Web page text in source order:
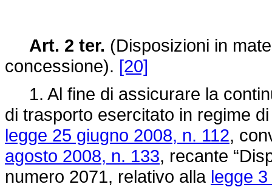
Art. 2 ter. (Disposizioni in
concessione). [20]
1. Al fine di assicurare la
di trasporto esercitato in regime
legge 25 giugno 2008, n. 112,
agosto 2008, n. 133, recante
numero 2071, relativo alla legge